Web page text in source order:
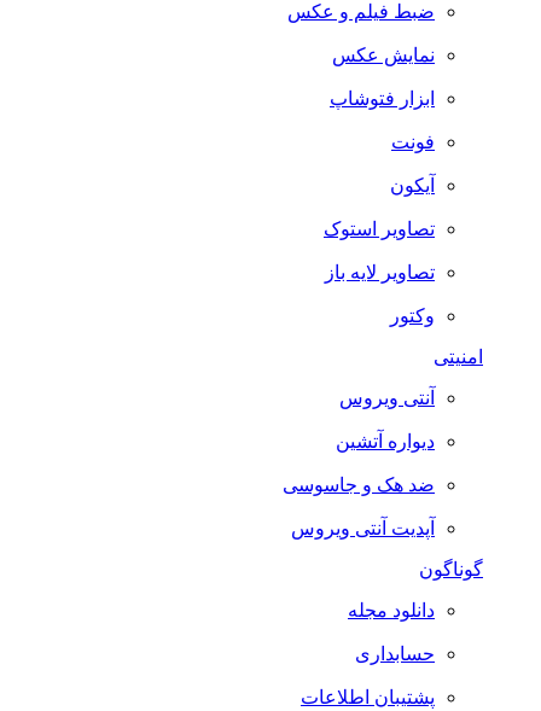
ضبط فيلم و عكس
نمایش عکس
ابزار فتوشاپ
فونت
آیکون
تصاویر استوک
تصاویر لایه باز
وکتور
امنیتی
آنتی ویروس
دیواره آتشین
ضد هک و جاسوسی
آپدیت آنتی ویروس
گوناگون
دانلود مجله
حسابداری
پشتیبان اطلاعات